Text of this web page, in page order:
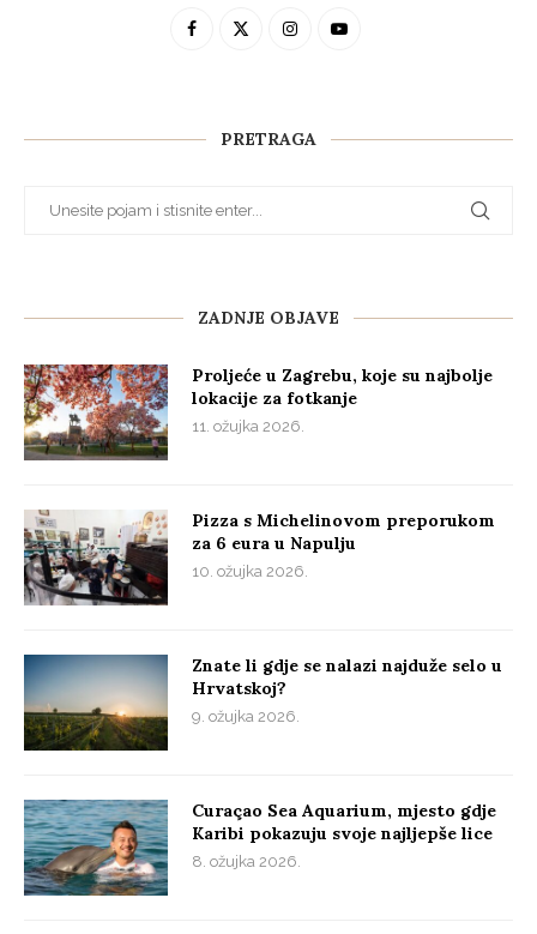
PRETRAGA
ZADNJE OBJAVE
Proljeće u Zagrebu, koje su najbolje
lokacije za fotkanje
11. ožujka 2026.
Pizza s Michelinovom preporukom
za 6 eura u Napulju
10. ožujka 2026.
Znate li gdje se nalazi najduže selo u
Hrvatskoj?
9. ožujka 2026.
Curaçao Sea Aquarium, mjesto gdje
Karibi pokazuju svoje najljepše lice
8. ožujka 2026.